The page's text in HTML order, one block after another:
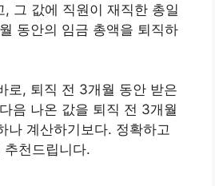
그 값에 직원이 재직한 총일
동안의 임금 총액을 퇴직하
로, 퇴직 전 3개월 동안 받은
음 나온 값을 퇴직 전 3개월
나 계산하기보다. 정확하고
천드립니다.